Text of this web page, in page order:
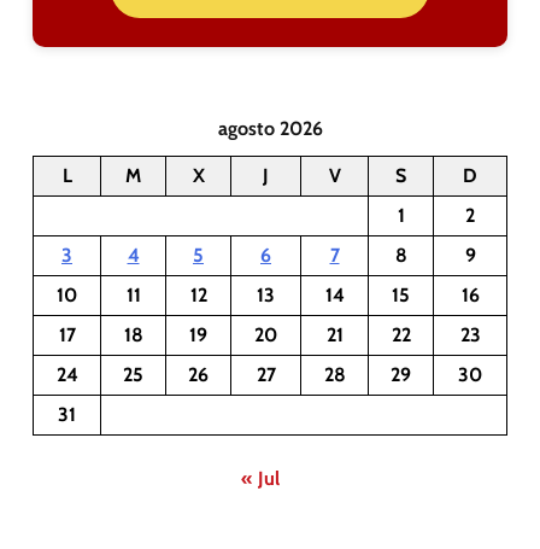
agosto 2026
L M X J V S
D
1
2
3
4 5 6 7 8
9
10
11 12 13 14 15
16
17
18 19 20 21 22
23
24
25 26 27 28 29
30
31
« Jul